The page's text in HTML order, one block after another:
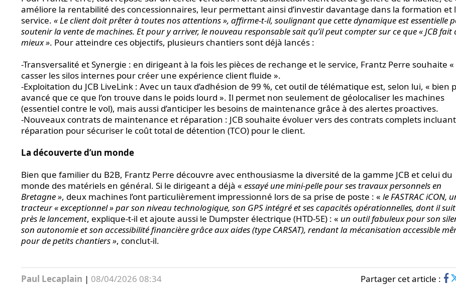
améliore la rentabilité des concessionnaires, leur permettant ainsi d’investir davantage dans la formation et
service. « Le client doit prêter à toutes nos attentions », affirme-t-il, soulignant que cette dynamique est essentielle
soutenir la vente de machines. Et pour y arriver, le nouveau responsable sait qu’il peut compter sur ce que « JCB fait
mieux ». Pour atteindre ces objectifs, plusieurs chantiers sont déjà lancés :
-Transversalité et Synergie : en dirigeant à la fois les pièces de rechange et le service, Frantz Perre souhaite «
casser les silos internes pour créer une expérience client fluide ».
-Exploitation du JCB LiveLink : Avec un taux d’adhésion de 99 %, cet outil de télématique est, selon lui, « bien
avancé que ce que l’on trouve dans le poids lourd ». Il permet non seulement de géolocaliser les machines
(essentiel contre le vol), mais aussi d’anticiper les besoins de maintenance grâce à des alertes proactives.
-Nouveaux contrats de maintenance et réparation : JCB souhaite évoluer vers des contrats complets
réparation pour sécuriser le coût total de détention (TCO) pour le client.
La découverte d’un monde
Bien que familier du B2B, Frantz Perre découvre avec enthousiasme la diversité de la gamme JCB et celui du
monde des matériels en général. Si le dirigeant a déjà « essayé une mini-pelle pour ses travaux personnels en
Bretagne », deux machines l’ont particulièrement impressionné lors de sa prise de poste : « le FASTRAC iCON,
tracteur « exceptionnel » par son niveau technologique, son GPS intégré et ses capacités opérationnelles, dont il
près le lancement, explique-t-il et ajoute aussi le Dumpster électrique (HTD-5E) : « un outil fabuleux pour son
son autonomie et son accessibilité financière grâce aux aides (type CARSAT), rendant la mécanisation accessible
pour de petits chantiers », conclut-il.
Paul Lecaplain | 08/04/2026 08:34 Partager cet article :